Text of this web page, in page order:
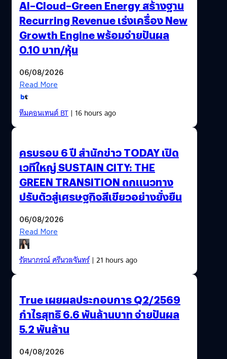
AI–Cloud–Green Energy สร้างฐาน
Recurring Revenue เร่งเครื่อง New
Growth Engine พร้อมจ่ายปันผล
0.10 บาท/หุ้น
06/08/2026
Read More
ทีมคอนเทนต์ BT| 16 hours ago
ครบรอบ 6 ปี สำนักข่าว TODAY เปิด
เวทีใหญ่ SUSTAIN CITY: THE
GREEN TRANSITION ถกแนวทาง
ปรับตัวสู่เศรษฐกิจสีเขียวอย่างยั่งยืน
06/08/2026
Read More
รัตนาภรณ์ ศรีนวลจันทร์| 21 hours ago
True เผยผลประกอบการ Q2/2569
กำไรสุทธิ 6.6 พันล้านบาท จ่ายปันผล
5.2 พันล้าน
04/08/2026